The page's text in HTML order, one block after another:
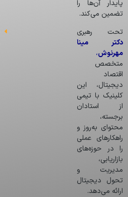
پایدار آن‌ها را
تضمین می‌کند.
تحت رهبری
دکتر مینا
مهرنوش،
متخصص
اقتصاد
دیجیتال، این
کلینیک با تیمی
از استادان
برجسته،
محتوای به‌روز و
راهکارهای عملی
را در حوزه‌های
بازاریابی،
مدیریت و
تحول دیجیتال
ارائه می‌دهد.